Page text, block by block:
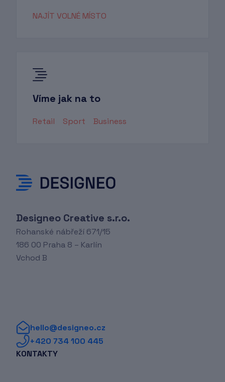
NAJÍT VOLNÉ MÍSTO
Víme jak na to
Retail Sport Business
Designeo Creative s.r.o.
Rohanské nábřeží 671/15
186 00 Praha 8 – Karlín
Vchod B
hello@designeo.cz
+420 734 100 445
KONTAKTY